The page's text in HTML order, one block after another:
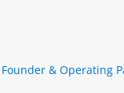
& Operating